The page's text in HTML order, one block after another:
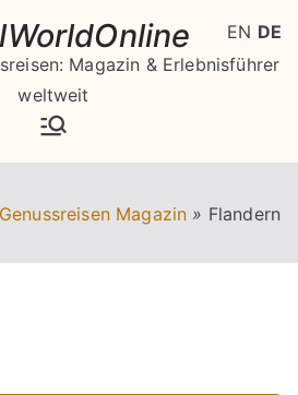
Magazin & Erlebnisführer
weltweit
Genussreisen Magazin » Flandern
EN DE